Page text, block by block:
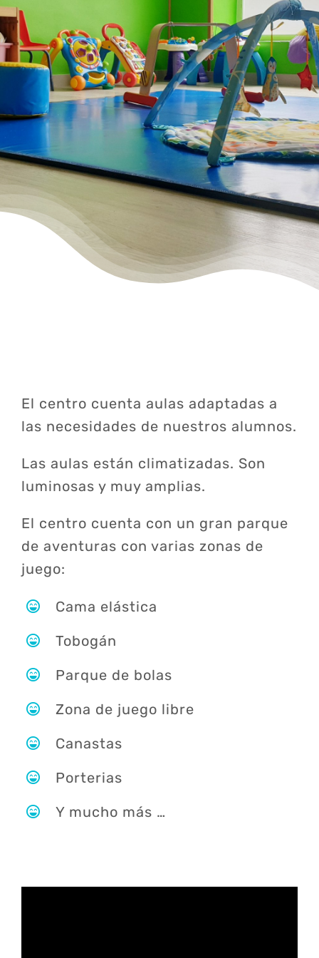
El centro cuenta aulas adaptadas a
las necesidades de nuestros alumnos.
Las aulas están climatizadas. Son
luminosas y muy amplias.
El centro cuenta con un gran parque
de aventuras con varias zonas de
juego:
Cama elástica
Tobogán
Parque de bolas
Zona de juego libre
Canastas
Porterias
Y mucho más …